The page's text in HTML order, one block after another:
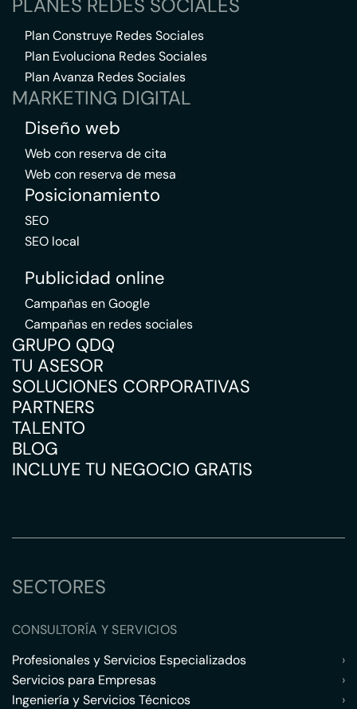
PLANES REDES SOCIALES
Plan Construye Redes Sociales
Plan Evoluciona Redes Sociales
Plan Avanza Redes Sociales
MARKETING DIGITAL
Diseño web
Web con reserva de cita
Web con reserva de mesa
Posicionamiento
SEO
SEO local
Publicidad online
Campañas en Google
Campañas en redes sociales
GRUPO QDQ
TU ASESOR
SOLUCIONES CORPORATIVAS
PARTNERS
TALENTO
BLOG
INCLUYE TU NEGOCIO GRATIS
SECTORES
CONSULTORÍA Y SERVICIOS
Profesionales y Servicios Especializados
›
Servicios para Empresas
›
Ingeniería y Servicios Técnicos
›